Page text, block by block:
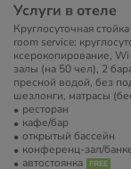
Услуги в отеле
Круглосуточная
room service:
ксерокопирование,
залы (на 50 чел), 2
пресной водой, без
шезлонги, матрасы
ресторан
кафе/бар
открытый бассейн
конференц-зал/
автостоянка